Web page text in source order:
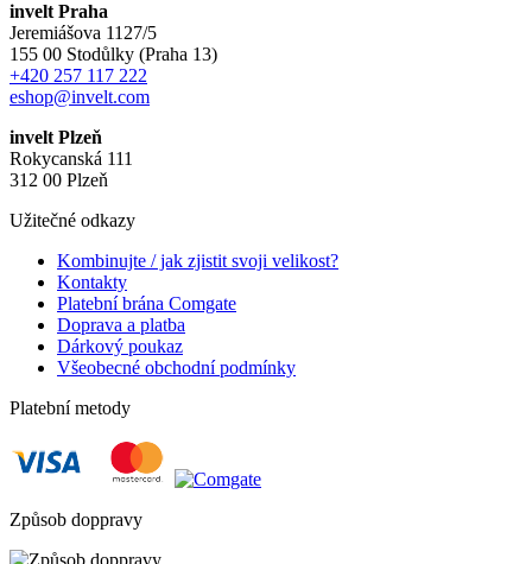
invelt Praha
Jeremiášova 1127/5
155 00 Stodůlky (Praha 13)
+420 257 117 222
eshop@invelt.com
invelt Plzeň
Rokycanská 111
312 00 Plzeň
Užitečné odkazy
Kombinujte / jak zjistit svoji velikost?
Kontakty
Platební brána Comgate
Doprava a platba
Dárkový poukaz
Všeobecné obchodní podmínky
Platební metody
Způsob doppravy